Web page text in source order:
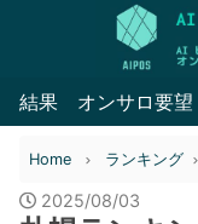
結果 オンサロ要望
Home ランキング
2025/08/03